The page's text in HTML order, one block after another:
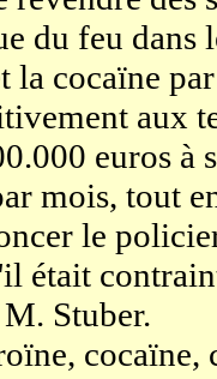
du feu dans
la cocaïne
aux
euros
mois, tout
le
était
Stuber.
cocaïne,